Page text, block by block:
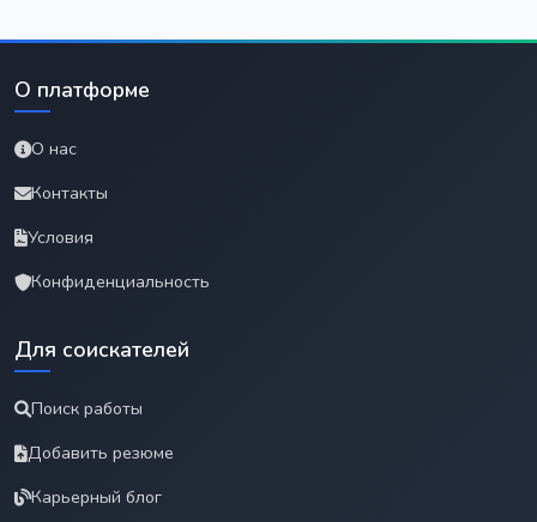
О платформе
О нас
Контакты
Условия
Конфиденциальность
Для соискателей
Поиск работы
Добавить резюме
Карьерный блог